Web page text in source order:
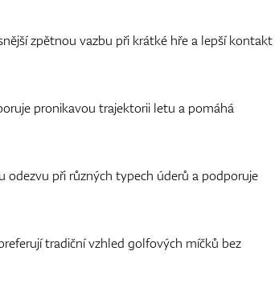
zpětnou vazbu při krátké hře a lepší kontakt
pronikavou trajektorii letu a pomáhá
odezvu při různých typech úderů a podporuje
tradiční vzhled golfových míčků bez